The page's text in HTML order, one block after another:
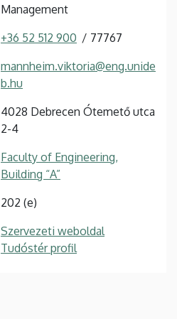
Management
+36 52 512 900 77767
mannheim.viktoria@eng.unide
b.hu
4028 Debrecen Ótemető utca
2-4
Faculty of Engineering,
Building “A”
202 (e)
Szervezeti weboldal
Tudóstér profil